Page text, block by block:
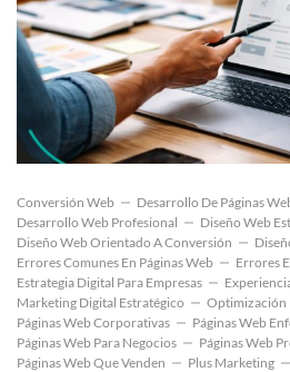
Conversión Web
Desarrollo De Páginas
Desarrollo Web Profesional
Diseño Web
Diseño Web Orientado A Conversión
Errores Comunes En Páginas Web
Errores
Estrategia Digital Para Empresas
Marketing Digital Estratégico
Optimización
Páginas Web Corporativas
Páginas Web
Páginas Web Para Negocios
Páginas Web
Páginas Web Que Venden
Plus Marketing